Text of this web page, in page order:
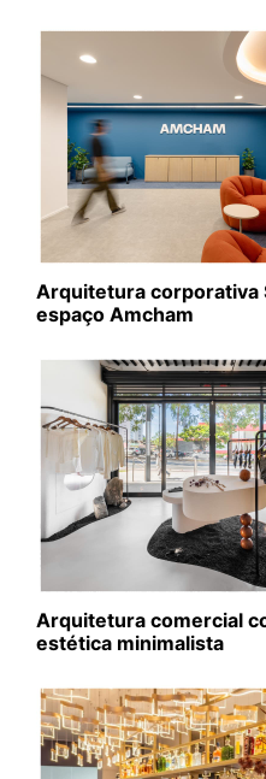
Arquitetura corporativa
espaço Amcham
Arquitetura comercial
estética minimalista